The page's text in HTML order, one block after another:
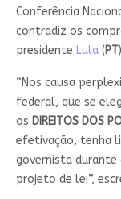
Conferência
contradiz os
presidente Lula(PT
“Nos causa
federal, que se
os DIREITOS DOS
efetivação, tenha
governista durante
projeto de lei”,